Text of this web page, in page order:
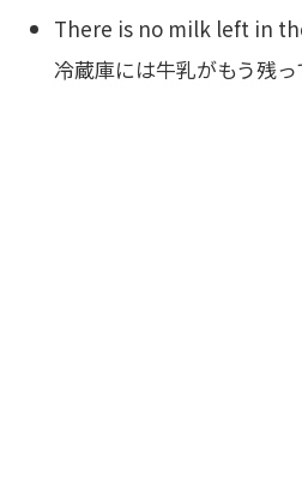
There is no milk left in
冷蔵庫には牛乳がもう残っ